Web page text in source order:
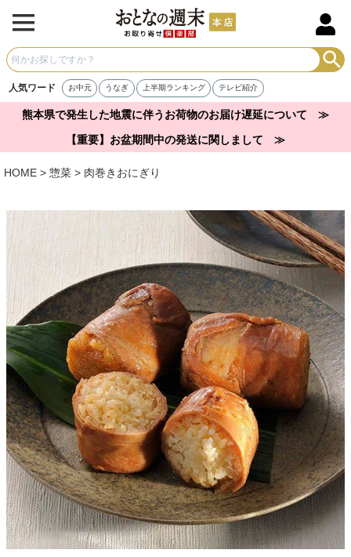
人気ワード お中元 うなぎ 上半期ランキング テレビ紹介
熊本県で発生した地震に伴うお荷物のお届け遅延について ≫
【重要】お盆期間中の発送に関しまして ≫
HOME 惣菜 肉巻きおにぎり